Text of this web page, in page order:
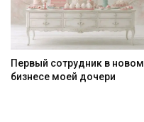
Первый сотрудник в новом
бизнесе моей дочери